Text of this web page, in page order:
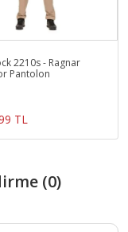
2210s - Ragnar
Pantolon
TL
(0)